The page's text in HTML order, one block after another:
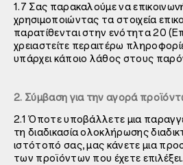
1.7 Σας παρακαλούμε να
χρησιμοποιώντας τα στοιχεία
παρατίθενται στην ενότητα20
χρειαστείτε περαιτέρω
υπάρχει κάποιο λάθος στους
2. Σύμβαση για την αγορά
2.1 Όποτε υποβάλλετε μια
τη διαδικασία ολοκλήρωσης
ιστότοπό σας, μας κάνετε μια
των προϊόντων που έχετε επιλέξει.